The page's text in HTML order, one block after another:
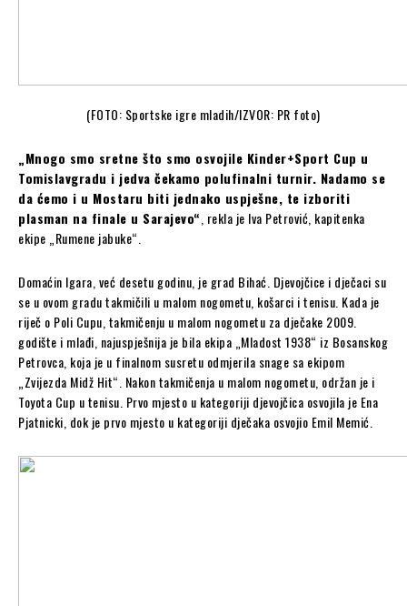
(FOTO: Sportske igre mladih/IZVOR: PR foto)
„Mnogo smo sretne što smo osvojile Kinder+Sport Cup u
Tomislavgradu i jedva čekamo polufinalni turnir. Nadamo se
da ćemo i u Mostaru biti jednako uspješne, te izboriti
plasman na finale u Sarajevo“ , rekla je Iva Petrović, kapitenka
ekipe „Rumene jabuke“.
Domaćin Igara, već desetu godinu, je grad Bihać. Djevojčice i dječaci su
se u ovom gradu takmičili u malom nogometu, košarci i tenisu. Kada je
riječ o Poli Cupu, takmičenju u malom nogometu za dječake 2009.
godište i mlađi, najuspješnija je bila ekipa „Mladost 1938“ iz Bosanskog
Petrovca, koja je u finalnom susretu odmjerila snage sa ekipom
„Zvijezda Midž Hit“. Nakon takmičenja u malom nogometu, održan je i
Toyota Cup u tenisu. Prvo mjesto u kategoriji djevojčica osvojila je Ena
Pjatnicki, dok je prvo mjesto u kategoriji dječaka osvojio Emil Memić.